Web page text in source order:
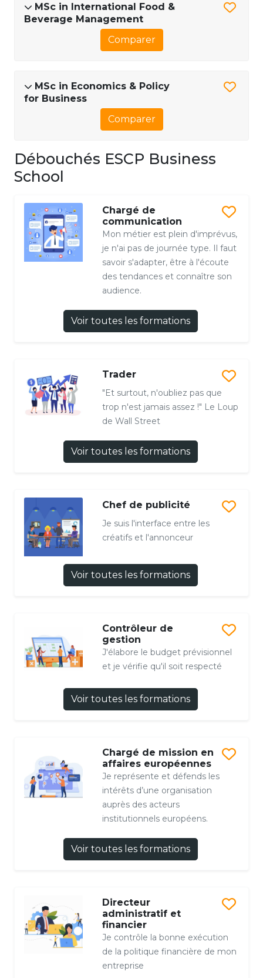
MSc in International Food &
Beverage Management
Comparer
MSc in Economics & Policy
for Business
Comparer
Débouchés ESCP Business
School
Chargé de
communication
Mon métier est plein d'imprévus,
je n'ai pas de journée type. Il faut
savoir s'adapter, être à l'écoute
des tendances et connaître son
audience.
Voir toutes les formations
Trader
"Et surtout, n'oubliez pas que
trop n'est jamais assez !" Le Loup
de Wall Street
Voir toutes les formations
Chef de publicité
Je suis l'interface entre les
créatifs et l'annonceur
Voir toutes les formations
Contrôleur de
gestion
J'élabore le budget prévisionnel
et je vérifie qu'il soit respecté
Voir toutes les formations
Chargé de mission en
affaires européennes
Je représente et défends les
intérêts d’une organisation
auprès des acteurs
institutionnels européens.
Voir toutes les formations
Directeur
administratif et
financier
Je contrôle la bonne exécution
de la politique financière de mon
entreprise